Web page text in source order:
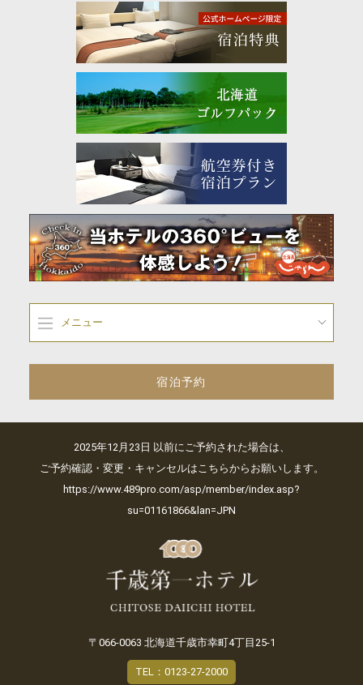
メニュー
宿泊予約
2025年12月23日 以前にご予約された場合は、
ご予約確認・変更・キャンセルはこちらからお願いします。
https://www.489pro.com/asp/member/index.asp?
su=01161866&lan=JPN
〒066-0063 北海道千歳市幸町4丁目25-1
TEL：0123-27-2000